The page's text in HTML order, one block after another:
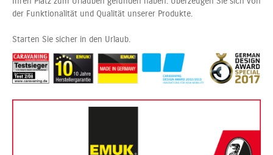
der Funktionalität und Qualität unserer Produkte.
Starten Sie sicher in den Urlaub.